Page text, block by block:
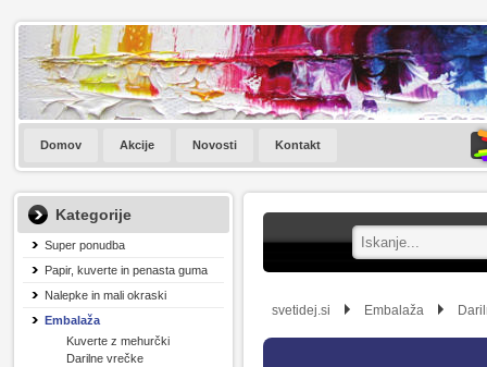
Domov Akcije Novosti Kontakt
Kategorije
Super ponudba
Papir, kuverte in penasta guma
Nalepke in mali okraski
Embalaža
Kuverte z mehurčki
Darilne vrečke
svetidej.si Embalaža